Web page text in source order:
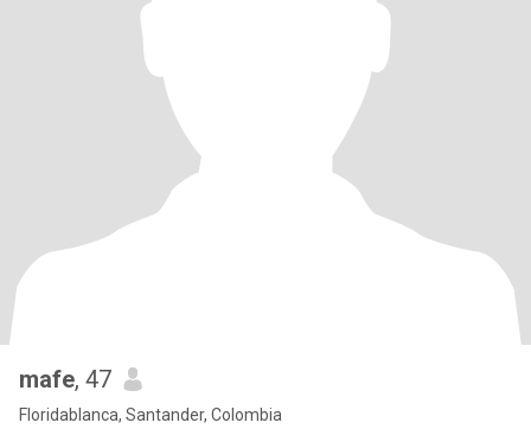
mafe, 47
Floridablanca, Santander, Colombia